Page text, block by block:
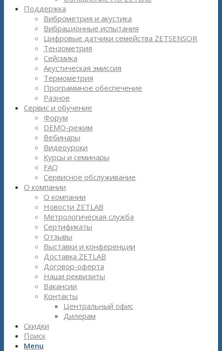
Поддержка
Виброметрия и акустика
Вибрационные испытания
Цифровые датчики семейства ZETSENSOR
Тензометрия
Сейсмика
Акустическая эмиссия
Термометрия
Программное обеспечение
Разное
Сервис и обучение
Форум
DEMO-режим
Вебинары
Видеоуроки
Курсы и семинары
FAQ
Сервисное обслуживание
О компании
О компании
Новости ZETLAB
Метрологическая служба
Сертификаты
Отзывы
Выставки и конференции
Доставка ZETLAB
Договор-оферта
Наши реквизиты
Вакансии
Контакты
Центральный офис
Дилерам
Скидки
Поиск
Menu